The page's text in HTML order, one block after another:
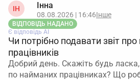
ІН Інна
08.08.2026 | 16:46Інше
ВІДПОВІДЬ НАДАНО
Є відповідь АІ
Чи потрібно подавати звіт
працівників
Добрий день. Скажіть будь
по найманих працівниках? Що